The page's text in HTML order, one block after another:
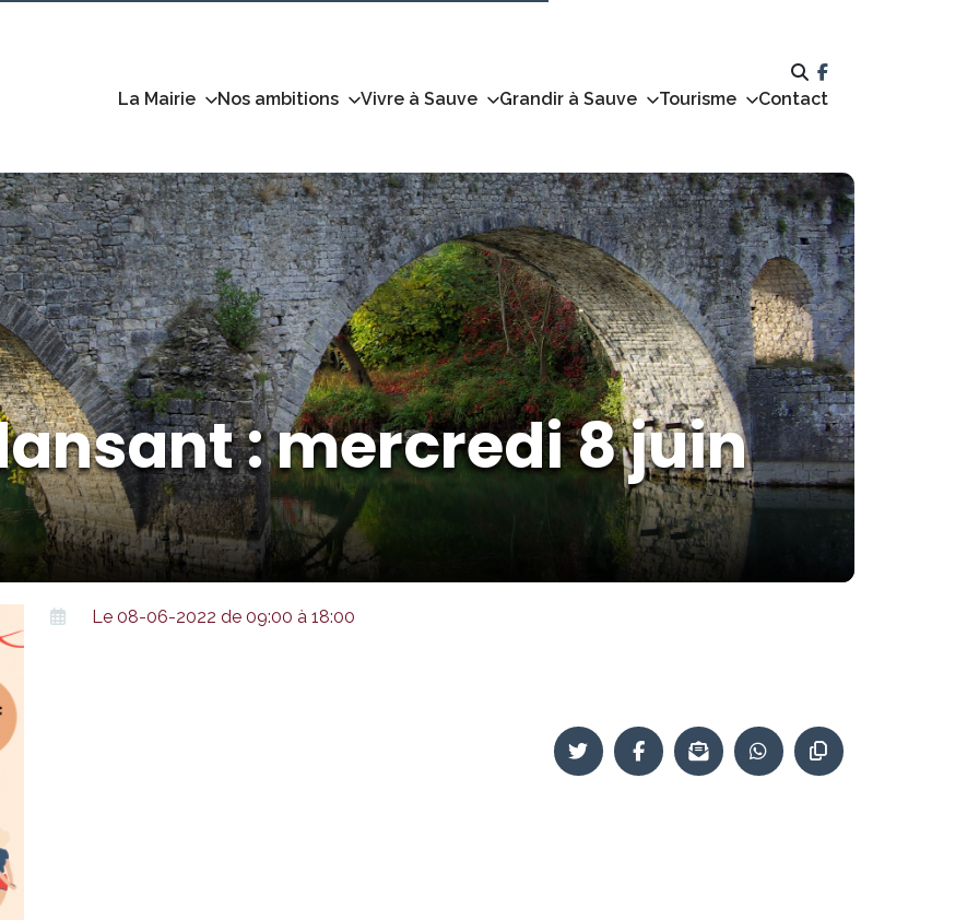
La Mairie Nos ambitions Vivre à Sauve Grandir à Sauve Tourisme Contact
: mercredi 8 juin
Le 08-06-2022 de 09:00 à 18:00